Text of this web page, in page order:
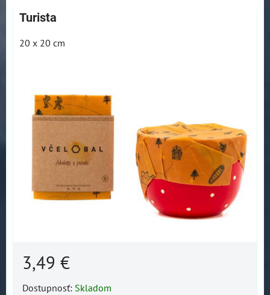
Turista
20 x 20 cm
3,49 €
Dostupnosť: Skladom